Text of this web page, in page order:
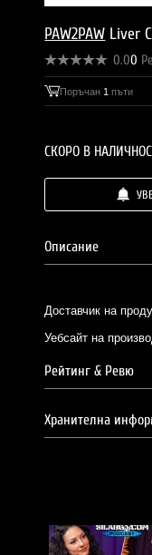
PAW2PAW Liver
0.00
Поръчан 1 пъти
СКОРО В
Описание
Доставчик на
Уебсайт на
Рейтинг & Ревю
Хранителна